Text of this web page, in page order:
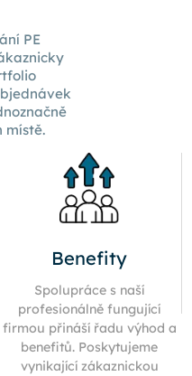
PE
místě.
Benefity
Spolupráce s naší
profesionálně fungující
firmou přináší řadu výhod a
benefitů. Poskytujeme
vynikající zákaznickou